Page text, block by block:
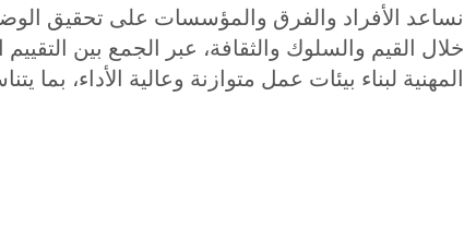
نساعد الأفراد والفرق والمؤسسات على تحقيق
خلال القيم والسلوك والثقافة، عبر الجمع بين
المهنية لبناء بيئات عمل متوازنة وعالية الأداء، بما